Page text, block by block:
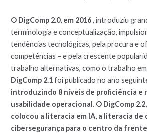
O DigComp 2.0, em 2016, introduziu
terminologia e conceptualização,
tendências tecnológicas, pela procura e
competências – e pela crescente
trabalho alternativas, como o trabalho
DigComp 2.1foi publicado no ano
introduzindo 8 níveis de proficiência e
usabilidade operacional. O DigComp
colocou a literacia em IA, a literacia de
cibersegurança para o centro da